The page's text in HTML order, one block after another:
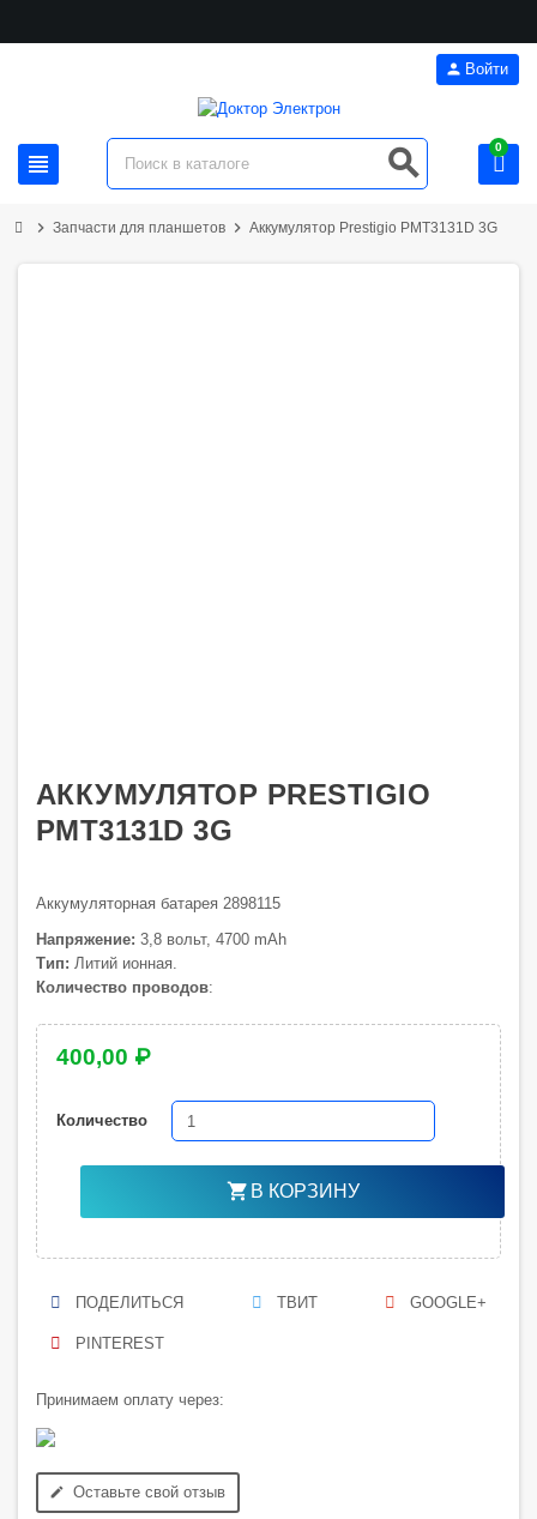
view_headline search
person Войти
0
chevron_right Запчасти для планшетов chevron_right Аккумулятор Prestigio PMT3131D 3G
АККУМУЛЯТОР PRESTIGIO
PMT3131D 3G
Аккумуляторная батарея 2898115
Напряжение: 3,8 вольт, 4700 mAh
Тип: Литий ионная.
Количество проводов:
400,00 ₽
Количество
shopping_cart В КОРЗИНУ
ПОДЕЛИТЬСЯ ТВИТ GOOGLE+
PINTEREST
Принимаем оплату через:
edit Оставьте свой отзыв